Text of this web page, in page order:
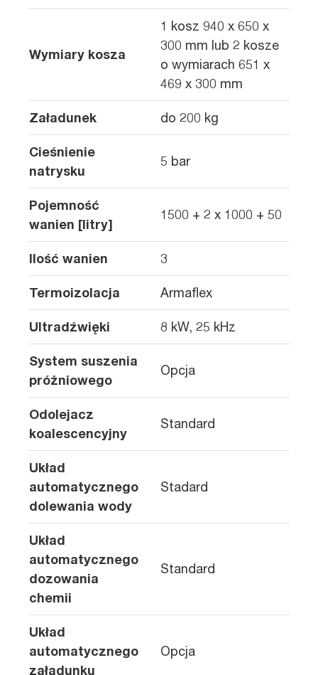
Wymiary kosza
1 kosz 940 x 650 x
300 mm lub 2 kosze
o wymiarach 651 x
469 x 300 mm
Załadunek do 200 kg
Cieśnienie
natrysku
5 bar
Pojemność
wanien [litry]
1500 + 2 x 1000 + 50
Ilość wanien 3
Termoizolacja Armaflex
Ultradźwięki 8 kW, 25 kHz
System suszenia
próżniowego
Opcja
Odolejacz
koalescencyjny
Standard
Układ
automatycznego
dolewania wody
Stadard
Układ
automatycznego
dozowania
chemii
Standard
Układ
automatycznego
załadunku
Opcja